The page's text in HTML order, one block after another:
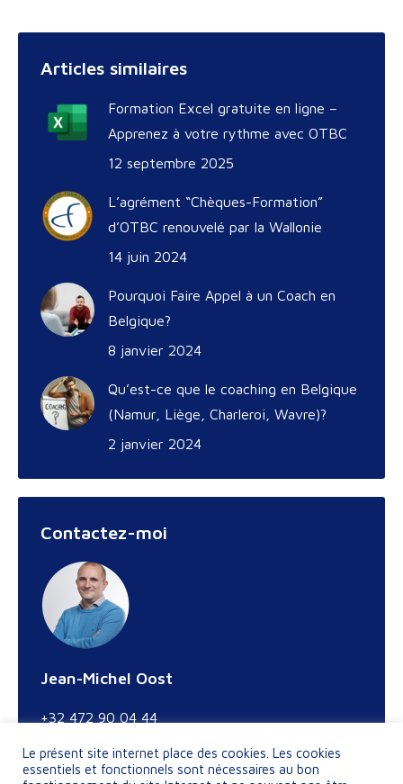
Articles similaires
Formation Excel gratuite en ligne –
Apprenez à votre rythme avec OTBC
12 septembre 2025
L’agrément “Chèques-Formation”
d’OTBC renouvelé par la Wallonie
14 juin 2024
Pourquoi Faire Appel à un Coach en
Belgique?
8 janvier 2024
Qu’est-ce que le coaching en Belgique
(Namur, Liège, Charleroi, Wavre)?
2 janvier 2024
Contactez-moi
Jean-Michel Oost
+32 472 90 04 44
Trouvez nous sur :
LinkedIn
Le présent site internet place des cookies. Les cookies
essentiels et fonctionnels sont nécessaires au bon